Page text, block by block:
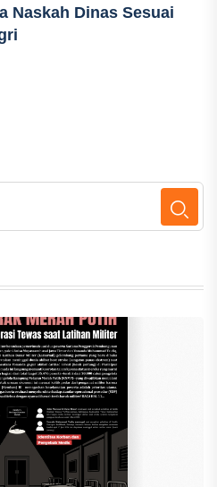
Naskah Dinas Sesuai